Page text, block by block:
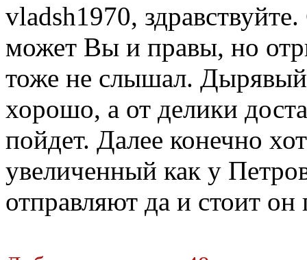
vladsh1970,
может Вы и правы, но
тоже не слышал. Дырявый
хорошо, а от делики
пойдет. Далее конечно
увеличенный как у
отправляют да и стоит